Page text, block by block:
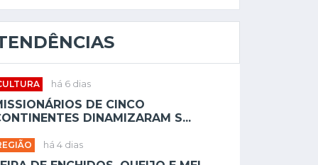
há 6 dias
DE CINCO
DINAMIZARAM S...
há 4 dias